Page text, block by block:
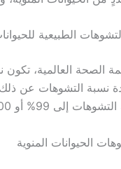
الطبيعية
نسبة التشوهات عن
يجعل حدوث الحمل الطبيعي أمرًا غاية الصعوبة.
الحيوانات المنوية